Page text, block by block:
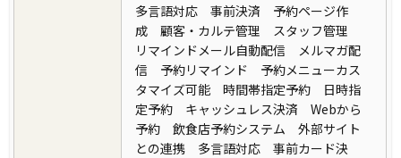
多言語対応 事前決済 予約ページ作
成 顧客・カルテ管理 スタッフ管理
リマインドメール自動配信 メルマガ配
信 予約リマインド 予約メニューカス
タマイズ可能 時間帯指定予約 日時指
定予約 キャッシュレス決済 Webから
予約 飲食店予約システム 外部サイト
との連携 多言語対応 事前カード決